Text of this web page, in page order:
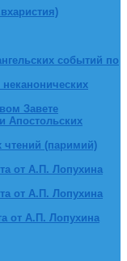
событий по
Завете
Апостольских
чтений (паримий)
от А.П. Лопухина
от А.П. Лопухина
от А.П. Лопухина